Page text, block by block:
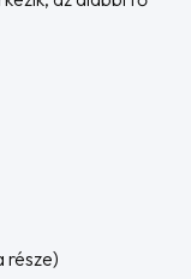
része)